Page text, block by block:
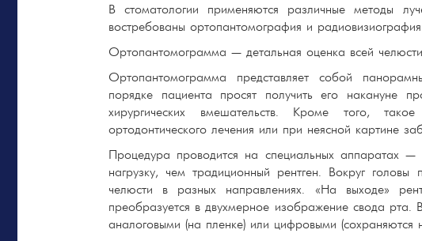
В стоматологии применяются различные методы
востребованы ортопантомография и
Ортопантомограмма — детальная оценка всей челюсти
Ортопантомограмма представляет собой
порядке пациента просят получить его накануне
хирургических вмешательств. Кроме того,
ортодонтического лечения или при неясной картине
Процедура проводится на специальных аппаратах
нагрузку, чем традиционный рентген. Вокруг
челюсти в разных направлениях. «На выходе»
преобразуется в двухмерное изображение свода рта.
аналоговыми (на пленке) или цифровыми (сохраняются